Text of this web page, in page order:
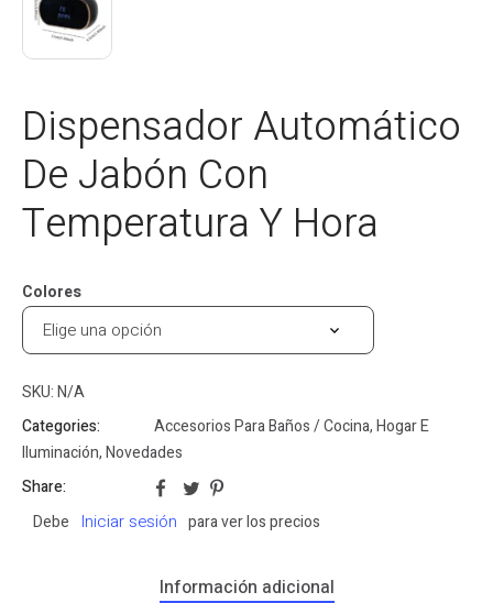
Dispensador Automático
De Jabón Con
Temperatura Y Hora
Colores
SKU:N/A
Categories:
Accesorios Para Baños / Cocina,Hogar E
Iluminación,Novedades
Share:
Debe
Iniciar sesión para ver los precios
Información adicional